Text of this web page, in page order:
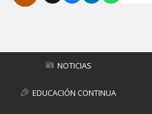
NOTICIAS
EDUCACIÓN CONTINUA